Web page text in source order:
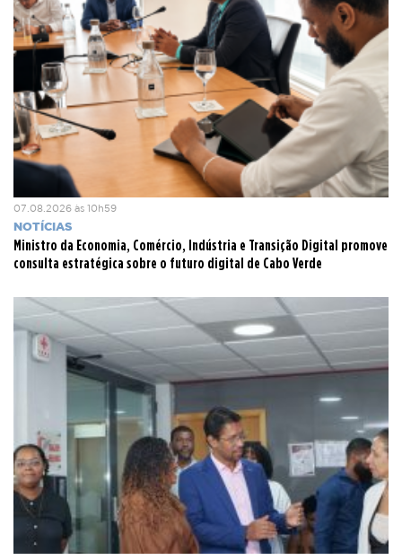
07.08.2026 às 10h59
NOTÍCIAS
Ministro da Economia, Comércio, Indústria e Transição Digital promove
consulta estratégica sobre o futuro digital de Cabo Verde